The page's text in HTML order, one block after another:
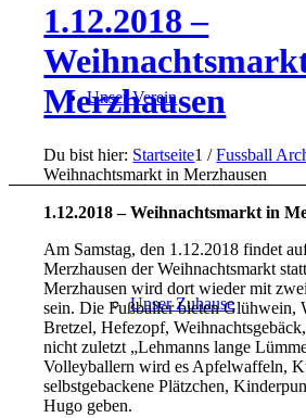
Unser Verein
Unser Zuhause
1.12.2018 –
Merzhausen
Du bist hier: Startseite1 / Fussball
Weihnachtsmarkt in Merzhausen
1.12.2018 – Weihnachtsmarkt in
Am Samstag, den 1.12.2018 findet
Merzhausen der Weihnachtsmarkt
Merzhausen wird dort wieder mit
sein. Die Fußballer bieten Glühwein,
Bretzel, Hefezopf,
nicht zuletzt „Lehmanns lange
Volleyballern wird es Apfelwaffeln,
selbstgebackene Plätzchen,
Hugo geben.